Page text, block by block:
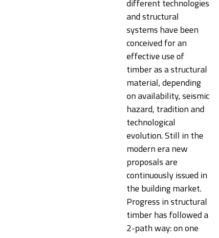
different technologies
and structural
systems have been
conceived for an
effective use of
timber as a structural
material, depending
on availability, seismic
hazard, tradition and
technological
evolution. Still in the
modern era new
proposals are
continuously issued in
the building market.
Progress in structural
timber has followed a
2-path way: on one